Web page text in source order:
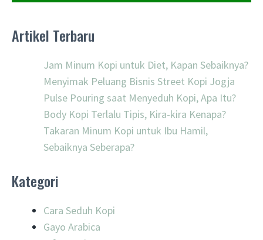
Artikel Terbaru
Jam Minum Kopi untuk Diet, Kapan Sebaiknya?
Menyimak Peluang Bisnis Street Kopi Jogja
Pulse Pouring saat Menyeduh Kopi, Apa Itu?
Body Kopi Terlalu Tipis, Kira-kira Kenapa?
Takaran Minum Kopi untuk Ibu Hamil,
Sebaiknya Seberapa?
Kategori
Cara Seduh Kopi
Gayo Arabica